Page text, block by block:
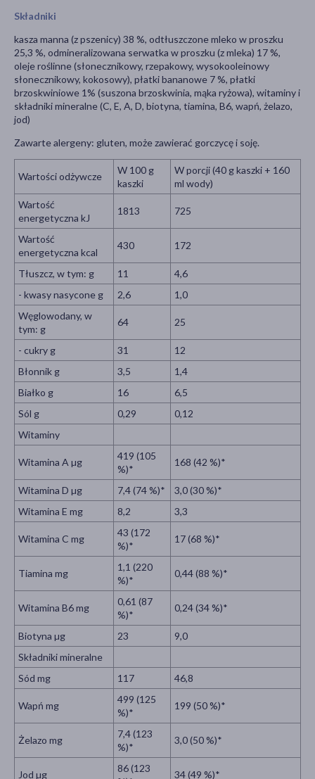
Składniki
kasza manna (z pszenicy) 38 %, odtłuszczone mleko w proszku
25,3 %, odmineralizowana serwatka w proszku (z mleka) 17 %,
oleje roślinne (słonecznikowy, rzepakowy, wysokooleinowy
słonecznikowy, kokosowy), płatki bananowe 7 %, płatki
brzoskwiniowe 1% (suszona brzoskwinia, mąka ryżowa), witaminy i
składniki mineralne (C, E, A, D, biotyna, tiamina, B6, wapń, żelazo,
jod)
Zawarte alergeny: gluten, może zawierać gorczycę i soję.
Wartości odżywcze
W 100 g
kaszki
W porcji (40 g kaszki + 160
ml wody)
Wartość
energetyczna kJ
1813 725
Wartość
energetyczna kcal
430 172
Tłuszcz, w tym: g 11
4,6
- kwasy nasycone g
2,6
1,0
Węglowodany, w
tym: g
64 25
- cukry g 31
12
Błonnik g
3,5
1,4
Białko g
16
6,5
Sól g
0,29
0,12
Witaminy
Witamina A µg
419 (105
%)*
168 (42 %)*
Witamina D µg 7,4 (74 %)*
3,0 (30 %)*
Witamina E mg
8,2 3,3
Witamina C mg
43 (172
%)*
17 (68 %)*
Tiamina mg
1,1 (220
%)*
0,44 (88 %)*
Witamina B6 mg
0,61 (87
%)*
0,24 (34 %)*
Biotyna µg 23
9,0
Składniki mineralne
Sód mg
117 46,8
Wapń mg
499 (125
%)*
199 (50 %)*
Żelazo mg
7,4 (123
%)*
3,0 (50 %)*
Jod µg
86 (123
34 (49 %)*